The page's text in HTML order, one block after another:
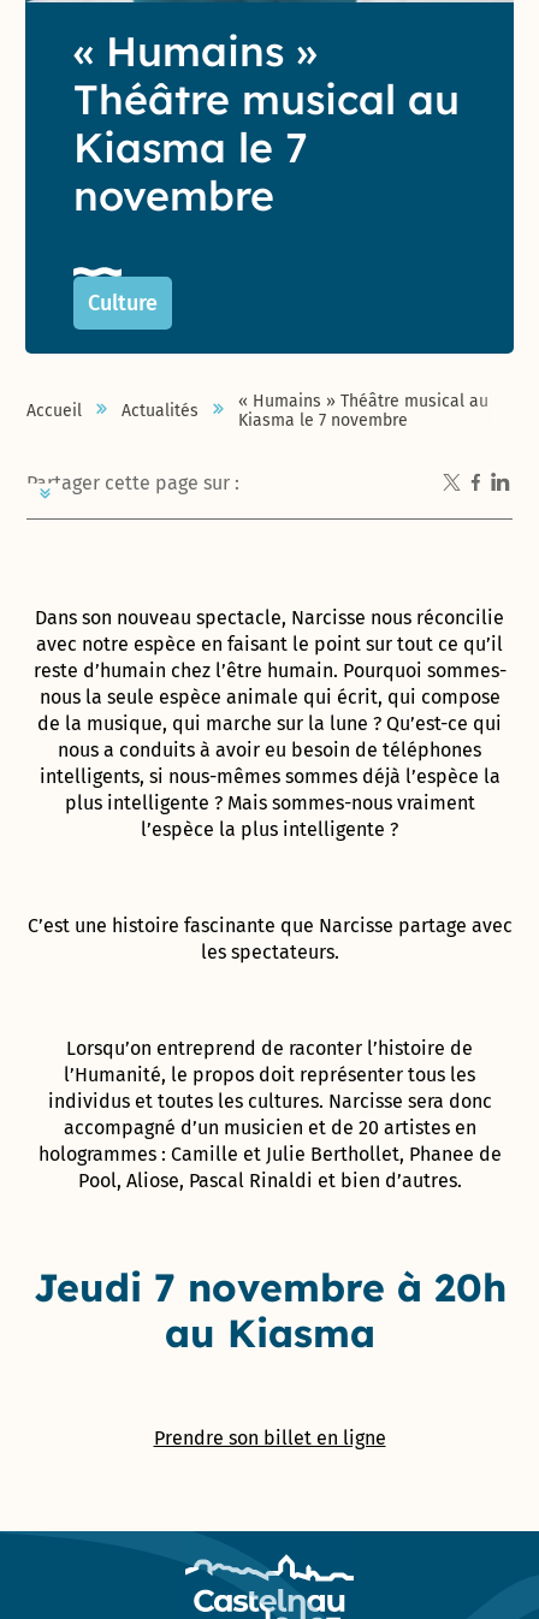
« Humains »
Théâtre musical au
Kiasma le 7
novembre
Culture
Accueil Actualités
« Humains » Théâtre musical au
Kiasma le 7 novembre
Partager cette page sur :
Dans son nouveau spectacle, Narcisse nous réconcilie
avec notre espèce en faisant le point sur tout ce qu’il
reste d’humain chez l’être humain. Pourquoi sommes-
nous la seule espèce animale qui écrit, qui compose
de la musique, qui marche sur la lune ? Qu’est-ce qui
nous a conduits à avoir eu besoin de téléphones
intelligents, si nous-mêmes sommes déjà l’espèce la
plus intelligente ? Mais sommes-nous vraiment
l’espèce la plus intelligente ?
C’est une histoire fascinante que Narcisse partage avec
les spectateurs.
Lorsqu’on entreprend de raconter l’histoire de
l’Humanité, le propos doit représenter tous les
individus et toutes les cultures. Narcisse sera donc
accompagné d’un musicien et de 20 artistes en
hologrammes : Camille et Julie Berthollet, Phanee de
Pool, Aliose, Pascal Rinaldi et bien d’autres.
Jeudi 7 novembre à 20h
au Kiasma
Prendre son billet en ligne